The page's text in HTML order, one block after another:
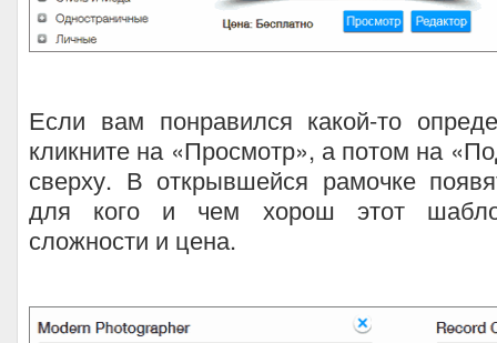
Если вам понравился какой-то
кликните на «Просмотр», а потом на
сверху. В открывшейся рамочке
для кого и чем хорош этот
сложности и цена.